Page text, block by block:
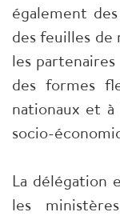
également
des feuilles de
les
des formes
nationaux et
socio-
La délégation
les